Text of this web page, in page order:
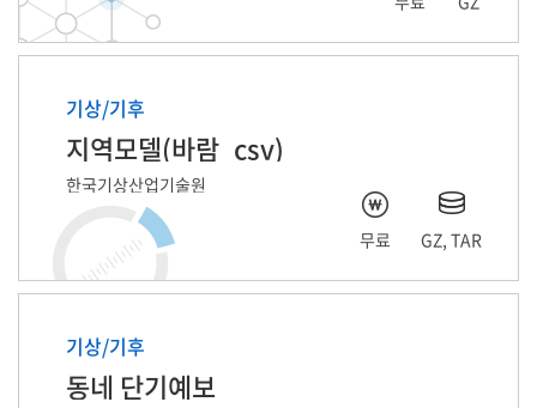
기상/기후
지역모델(바람_csv)
한국기상산업기술원
무료 GZ, TAR
기상/기후
동네 단기예보